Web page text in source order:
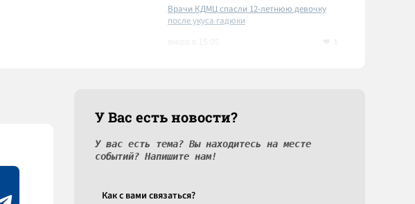
Врачи КДМЦ спасли 12-летнюю девочку
после укуса гадюки
У Вас есть новости?
У вас есть тема? Вы находитесь на месте
событий? Напишите нам!
Как c вами связаться?